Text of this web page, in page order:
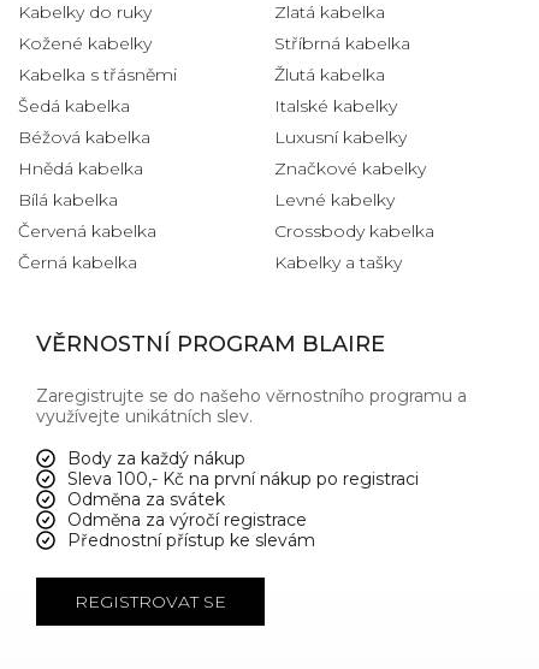
Kabelky do ruky
Kožené kabelky
Kabelka s třásněmi
Šedá kabelka
Béžová kabelka
Hnědá kabelka
Bílá kabelka
Červená kabelka
Černá kabelka
Zlatá kabelka
Stříbrná kabelka
Žlutá kabelka
Italské kabelky
Luxusní kabelky
Značkové kabelky
Levné kabelky
Crossbody kabelka
Kabelky a tašky
VĚRNOSTNÍ PROGRAM BLAIRE
Zaregistrujte se do našeho věrnostního programu a
využívejte unikátních slev.
Body za každý nákup
Sleva 100,- Kč na první nákup po registraci
Odměna za svátek
Odměna za výročí registrace
Přednostní přístup ke slevám
REGISTROVAT SE